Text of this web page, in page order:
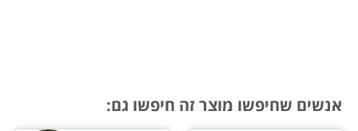
אנשים שחיפשו מוצר זה חיפשו גם: